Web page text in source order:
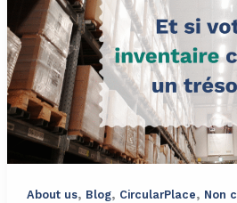
About us, Blog, CircularPlace, Non